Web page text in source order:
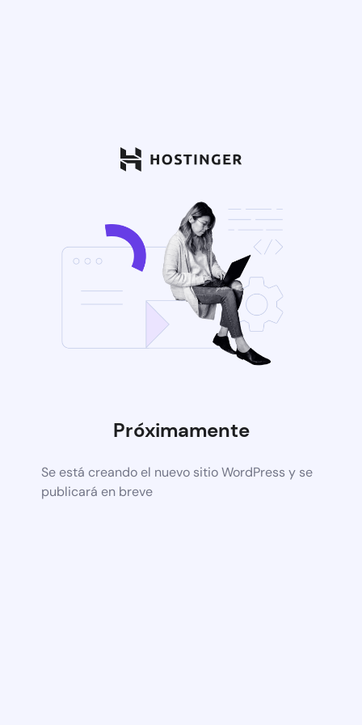
Próximamente
Se está creando el nuevo sitio WordPress y se
publicará en breve